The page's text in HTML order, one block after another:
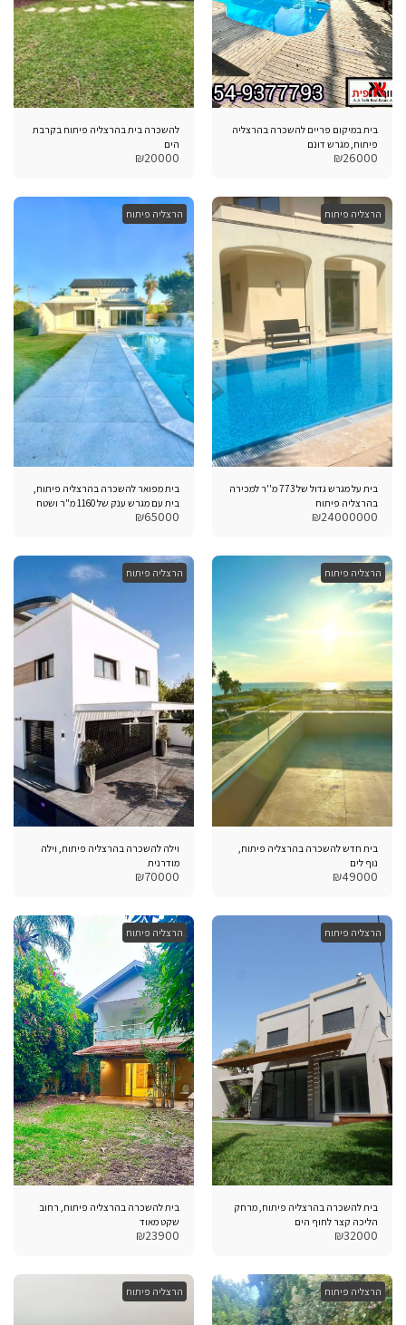
בית במיקום פריים להשכרה בהרצליה
פיתוח, מגרש דונם
₪26000
להשכרה בית בהרצליה פיתוח בקרבת
הים
₪20000
הרצליה פיתוח
בית על מגרש גדול של 773 מ''ר למכירה
בהרצליה פיתוח
₪24000000
הרצליה פיתוח
בית מפואר להשכרה בהרצליה פיתוח,
בית עם מגרש ענק של 1160 מ"ר ושטח
בנוי 460 מ"ר
₪65000
הרצליה פיתוח
בית חדש להשכרה בהרצליה פיתוח,
נוף לים
₪49000
הרצליה פיתוח
וילה להשכרה בהרצליה פיתוח, וילה
מודרנית
₪70000
הרצליה פיתוח
בית להשכרה בהרצליה פיתוח, מרחק
הליכה קצר לחוף הים
₪32000
הרצליה פיתוח
בית להשכרה בהרצליה פיתוח, רחוב
שקט מאוד
₪23900
הרצליה פיתוח הרצליה פיתוח